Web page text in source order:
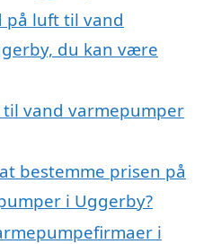
på luft til vand
du kan være
vand varmepumper
bestemme prisen på
i Uggerby?
i